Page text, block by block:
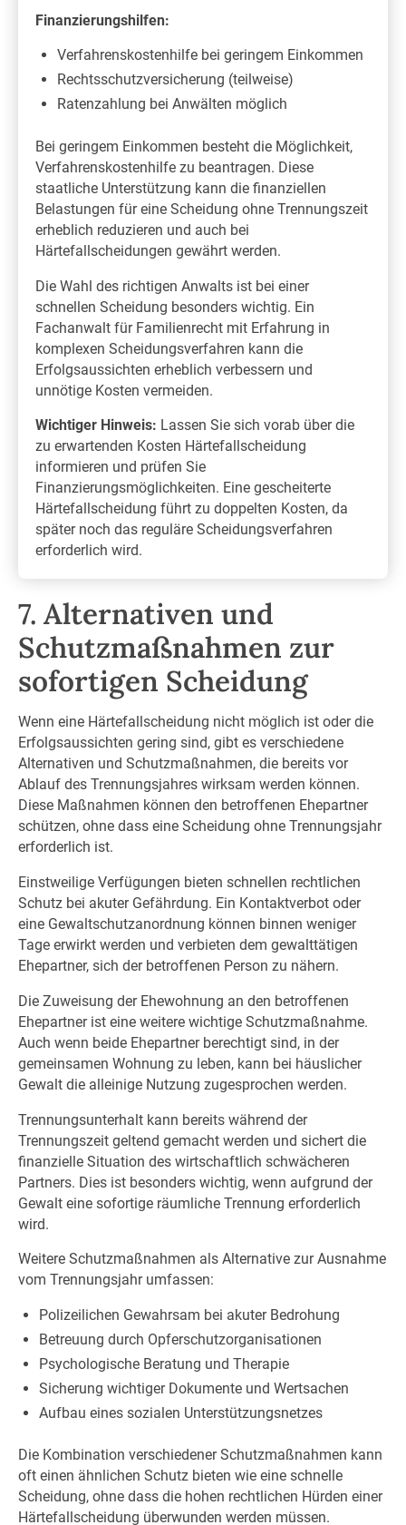
Finanzierungshilfen:
Verfahrenskostenhilfe bei geringem Einkommen
Rechtsschutzversicherung (teilweise)
Ratenzahlung bei Anwälten möglich
Bei geringem Einkommen besteht die Möglichkeit,
Verfahrenskostenhilfe zu beantragen. Diese
staatliche Unterstützung kann die finanziellen
Belastungen für eine Scheidung ohne Trennungszeit
erheblich reduzieren und auch bei
Härtefallscheidungen gewährt werden.
Die Wahl des richtigen Anwalts ist bei einer
schnellen Scheidung besonders wichtig. Ein
Fachanwalt für Familienrecht mit Erfahrung in
komplexen Scheidungsverfahren kann die
Erfolgsaussichten erheblich verbessern und
unnötige Kosten vermeiden.
Wichtiger Hinweis: Lassen Sie sich vorab über die
zu erwartenden Kosten Härtefallscheidung
informieren und prüfen Sie
Finanzierungsmöglichkeiten. Eine gescheiterte
Härtefallscheidung führt zu doppelten Kosten, da
später noch das reguläre Scheidungsverfahren
erforderlich wird.
7. Alternativen und
Schutzmaßnahmen zur
sofortigen Scheidung
Wenn eine Härtefallscheidung nicht möglich ist oder die
Erfolgsaussichten gering sind, gibt es verschiedene
Alternativen und Schutzmaßnahmen, die bereits vor
Ablauf des Trennungsjahres wirksam werden können.
Diese Maßnahmen können den betroffenen Ehepartner
schützen, ohne dass eine Scheidung ohne Trennungsjahr
erforderlich ist.
Einstweilige Verfügungen bieten schnellen rechtlichen
Schutz bei akuter Gefährdung. Ein Kontaktverbot oder
eine Gewaltschutzanordnung können binnen weniger
Tage erwirkt werden und verbieten dem gewalttätigen
Ehepartner, sich der betroffenen Person zu nähern.
Die Zuweisung der Ehewohnung an den betroffenen
Ehepartner ist eine weitere wichtige Schutzmaßnahme.
Auch wenn beide Ehepartner berechtigt sind, in der
gemeinsamen Wohnung zu leben, kann bei häuslicher
Gewalt die alleinige Nutzung zugesprochen werden.
Trennungsunterhalt kann bereits während der
Trennungszeit geltend gemacht werden und sichert die
finanzielle Situation des wirtschaftlich schwächeren
Partners. Dies ist besonders wichtig, wenn aufgrund der
Gewalt eine sofortige räumliche Trennung erforderlich
wird.
Weitere Schutzmaßnahmen als Alternative zur Ausnahme
vom Trennungsjahr umfassen:
Polizeilichen Gewahrsam bei akuter Bedrohung
Betreuung durch Opferschutzorganisationen
Psychologische Beratung und Therapie
Sicherung wichtiger Dokumente und Wertsachen
Aufbau eines sozialen Unterstützungsnetzes
Die Kombination verschiedener Schutzmaßnahmen kann
oft einen ähnlichen Schutz bieten wie eine schnelle
Scheidung, ohne dass die hohen rechtlichen Hürden einer
Härtefallscheidung überwunden werden müssen.